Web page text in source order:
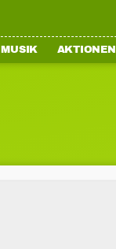
MUSIK AKTIONEN